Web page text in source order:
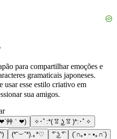
para compartilhar emoções e
gramaticais japoneses.
esse estilo criativo em
sua amigos.
艸｀❤)
✧･ﾟ:*( ͡ꈍ ͜ʖ̫ ͡ꈍ )*:･ﾟ✧
(*˘︶˘*).｡*♡ ͡° ͜ʖ ͡°
(´∩｡• ᵕ •｡∩`)